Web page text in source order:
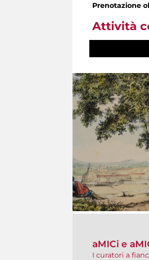
Prenotazione
Attività
aMICi e
I curatori a